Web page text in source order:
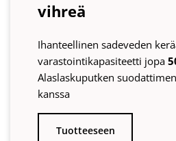
vihreä
Ihanteellinen sadeveden
varastointikapasiteetti jopa
Alaslaskuputken
kanssa
Tuotteeseen